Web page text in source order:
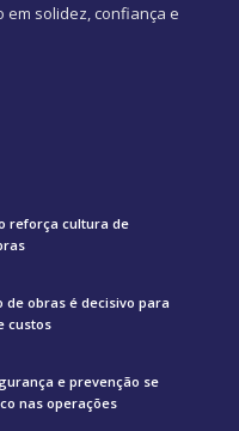
em solidez, confiança e
reforça cultura de
de obras é decisivo para
custos
e prevenção se
nas operações